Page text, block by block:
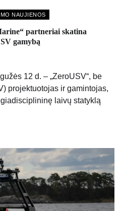
NAUJIENOS
partneriai skatina
gamybą
12 d. – „ZeroUSV“, be
projektuotojas ir gamintojas,
laivų statyklą